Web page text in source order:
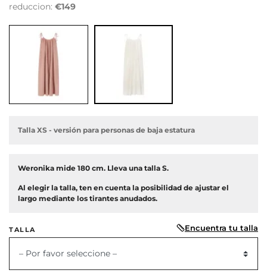
reduccion: €149
Talla XS - versión para personas de baja estatura
Weronika mide 180 cm. Lleva una talla S.
Al elegir la talla, ten en cuenta la posibilidad de ajustar el
largo mediante los tirantes anudados.
TALLA Encuentra tu talla
– Por favor seleccione –